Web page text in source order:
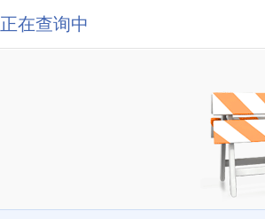
正在查询中